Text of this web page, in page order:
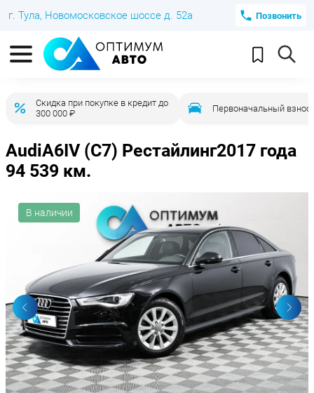
г. Тула, Новомосковское шоссе д. 52а Позвонить
Скидка при покупке в кредит до
300 000 ₽
Первоначальный взнос
AudiA6IV (C7) Рестайлинг2017 года
94 539 км.
В наличии